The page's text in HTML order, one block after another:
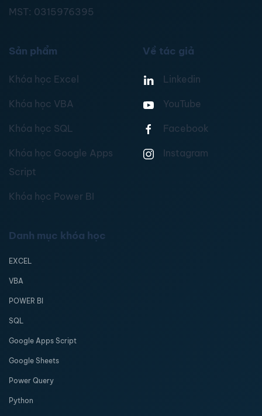
MST: 0315976395
Sản phẩm
Khóa học Excel
Khóa học VBA
Khóa học SQL
Khóa học Google Apps
Script
Khóa học Power BI
Về tác giả
Linkedin
YouTube
Facebook
Instagram
Danh mục khóa học
EXCEL
VBA
POWER BI
SQL
Google Apps Script
Google Sheets
Power Query
Python